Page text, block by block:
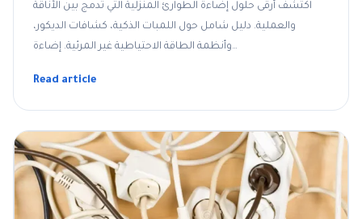
اكتشف أرقى حلول إضاءة الطوارئ المنزلية التي تدمج بين الأناقة
والعملية. دليل شامل حول اللمبات الذكية، كشافات الديكور،
وأنظمة الطاقة الاحتياطية غير المرئية. إضاءة…
Read article